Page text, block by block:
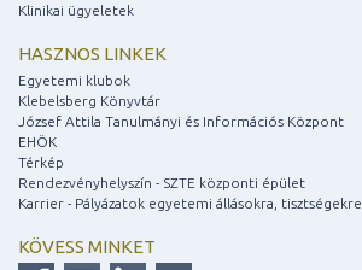
Klinikai ügyeletek
HASZNOS LINKEK
Egyetemi klubok
Klebelsberg Könyvtár
József Attila Tanulmányi és Információs Központ
EHÖK
Térkép
Rendezvényhelyszín - SZTE központi épület
Karrier - Pályázatok egyetemi állásokra, tisztségekre
KÖVESS MINKET